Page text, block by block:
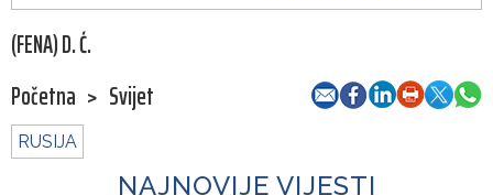
(FENA) D. Ć.
Početna > Svijet
RUSIJA
NAJNOVIJE VIJESTI